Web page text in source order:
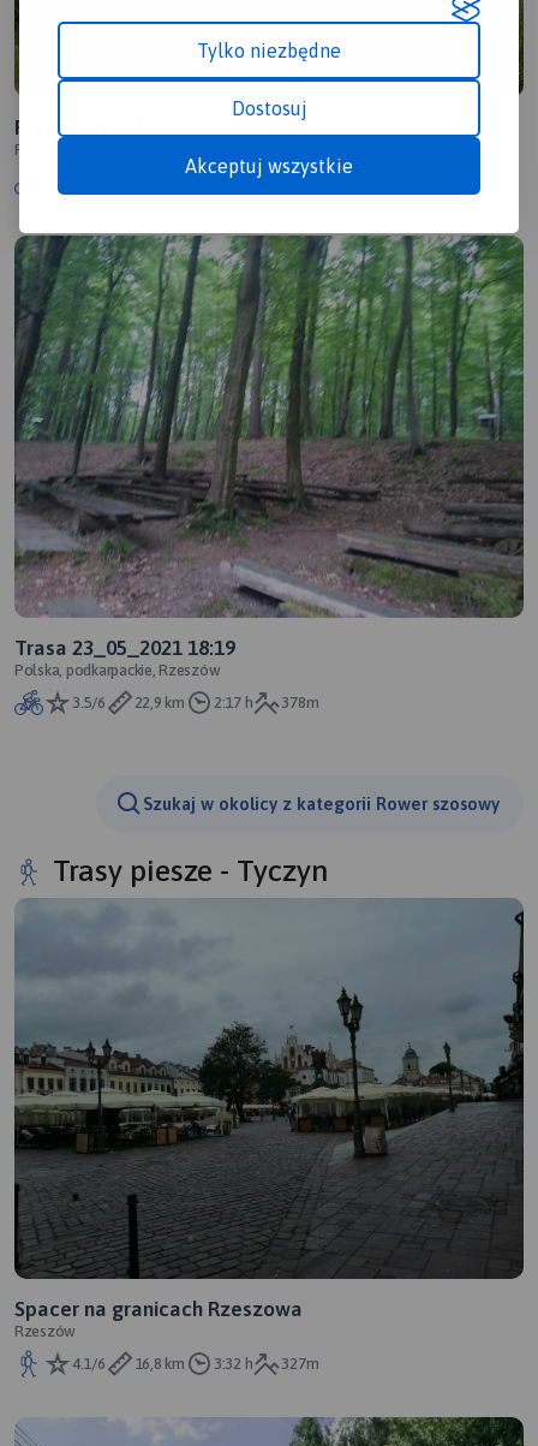
Tylko niezbędne
Dostosuj
Akceptuj wszystkie
Przez Magdalenkę wokół Rzeszowa
Rzeszów - Tyczyn, Chmielnik, Łańcut - Rzeszów
5:01 h 496m
Trasa 23_05_2021 18:19
Polska, podkarpackie, Rzeszów
3.5/6
22,9 km 2:17 h 378m
Szukaj w okolicy z kategorii Rower szosowy
Trasy piesze - Tyczyn
Spacer na granicach Rzeszowa
Rzeszów
4.1/6
16,8 km 3:32 h 327m